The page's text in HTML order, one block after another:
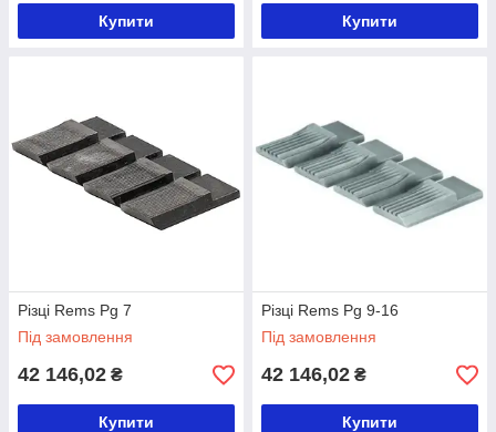
Купити Купити
Різці Rems Pg 7
Під замовлення
42 146,02 ₴
Купити
Різці Rems Pg 9-16
Під замовлення
42 146,02 ₴
Купити